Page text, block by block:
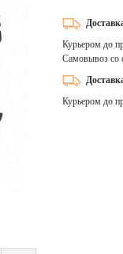
Курьером до
Самовывоз со
Курьером до